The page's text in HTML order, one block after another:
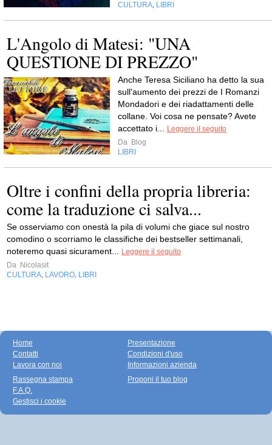
CULTURA LIBRI
L'Angolo di Matesi: "UNA
QUESTIONE DI PREZZO"
Anche Teresa Siciliano ha detto la sua
sull'aumento dei prezzi de I Romanzi
Mondadori e dei riadattamenti delle
collane. Voi cosa ne pensate? Avete
accettato i...
Leggere il seguito
Da Blog
LIBRI
Oltre i confini della propria libreria:
come la traduzione ci salva...
Se osserviamo con onestà la pila di volumi che giace sul nostro
comodino o scorriamo le classifiche dei bestseller settimanali,
noteremo quasi sicurament...
Leggere il seguito
Da Nicolasit
CULTURA LAVORO LIBRI
Home
Contatti
Lavora con noi
Presentazione
Condizioni d'uso
Informazioni azienda
Rassegna stampa
F.A.Q.
Gestisci i cookie
Proponi il tuo blog